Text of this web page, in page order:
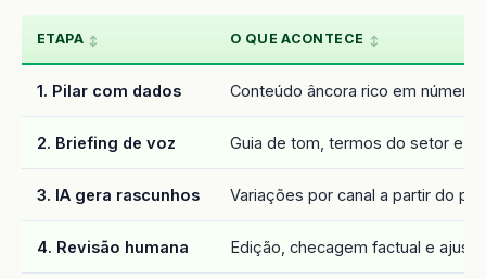
ETAPA O QUE ACONTECE
1. Pilar com dados Conteúdo âncora rico em
2. Briefing de voz Guia de tom, termos do setor e
3. IA gera rascunhos Variações por canal a partir do
4. Revisão humana Edição, checagem factual e